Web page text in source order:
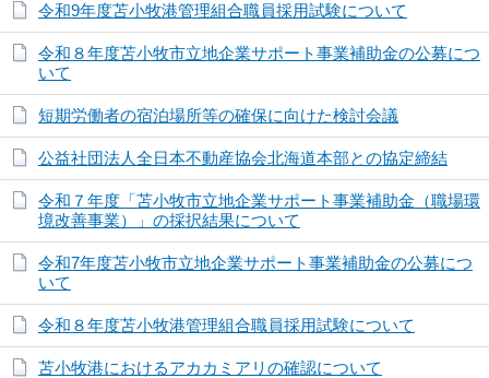
令和9年度苫小牧港管理組合職員採用試験について
令和８年度苫小牧市立地企業サポート事業補助金の公募につ
いて
短期労働者の宿泊場所等の確保に向けた検討会議
公益社団法人全日本不動産協会北海道本部との協定締結
令和７年度「苫小牧市立地企業サポート事業補助金（職場環
境改善事業）」の採択結果について
令和7年度苫小牧市立地企業サポート事業補助金の公募につ
いて
令和８年度苫小牧港管理組合職員採用試験について
苫小牧港におけるアカカミアリの確認について